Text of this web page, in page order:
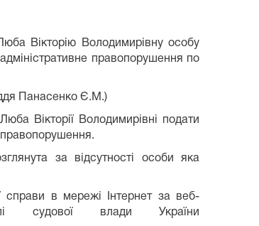
Вікторію Володимирівну особу
правопорушення по
Панасенко Є.М.)
Вікторії Володимирівні подати
правопорушення.
за відсутності особи яка
в мережі Інтернет за веб-
судової влади України